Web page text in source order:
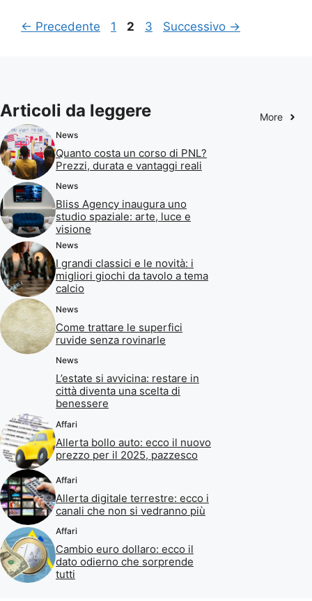
← Precedente Pagina
1 Pagina
2 Pagina
3 Successivo →
Articoli da leggere More
News
Quanto costa un corso di PNL?
Prezzi, durata e vantaggi reali
News
Bliss Agency inaugura uno
studio spaziale: arte, luce e
visione
News
I grandi classici e le novità: i
migliori giochi da tavolo a tema
calcio
News
Come trattare le superfici
ruvide senza rovinarle
News
L’estate si avvicina: restare in
città diventa una scelta di
benessere
Affari
Allerta bollo auto: ecco il nuovo
prezzo per il 2025, pazzesco
Affari
Allerta digitale terrestre: ecco i
canali che non si vedranno più
Affari
Cambio euro dollaro: ecco il
dato odierno che sorprende
tutti